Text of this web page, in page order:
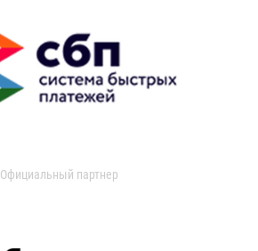
Официальный партнер